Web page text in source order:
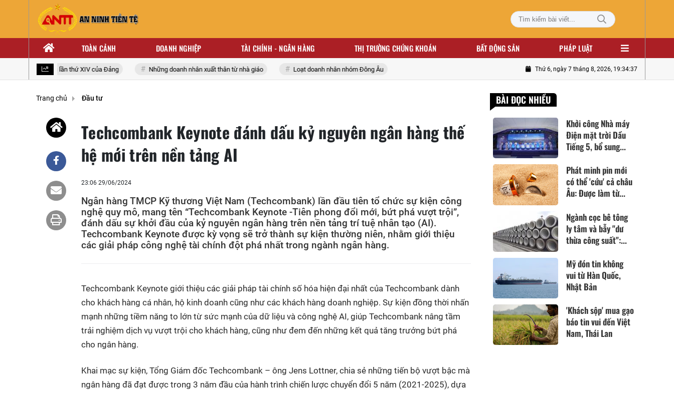
TOÀN CẢNH DOANH NGHIỆP TÀI CHÍNH - NGÂN HÀNG THỊ TRƯỜNG CHỨNG KHOÁN BẤT ĐỘNG SẢN PHÁP LUẬT
toàn quốc lần thứ XIV của Đảng Những doanh nhân xuất thân từ nhà giáo Loạt doanh nhân nhóm Đông Âu Thứ 6, ngày 7 tháng 8, 2026, 19:34:39
Trang chủ Đầu tư
Techcombank Keynote đánh dấu kỷ nguyên ngân hàng thế
hệ mới trên nền tảng AI
23:06 29/06/2024
Ngân hàng TMCP Kỹ thương Việt Nam (Techcombank) lần đầu tiên tổ chức sự kiện công
nghệ quy mô, mang tên “Techcombank Keynote -Tiên phong đổi mới, bứt phá vượt trội”,
đánh dấu sự khởi đầu của kỷ nguyên ngân hàng trên nền tảng trí tuệ nhân tạo (AI).
Techcombank Keynote được kỳ vọng sẽ trở thành sự kiện thường niên, nhằm giới thiệu
các giải pháp công nghệ tài chính đột phá nhất trong ngành ngân hàng.
Techcombank Keynote giới thiệu các giải pháp tài chính số hóa hiện đại nhất của Techcombank dành
cho khách hàng cá nhân, hộ kinh doanh cũng như các khách hàng doanh nghiệp. Sự kiện đồng thời nhấn
mạnh những tiềm năng to lớn từ sức mạnh của dữ liệu và công nghệ AI, giúp Techcombank nâng tầm
trải nghiệm dịch vụ vượt trội cho khách hàng, cũng như đem đến những kết quả tăng trưởng bứt phá
cho ngân hàng.
Khai mạc sự kiện, Tổng Giám đốc Techcombank – ông Jens Lottner, chia sẻ những tiến bộ vượt bậc mà
ngân hàng đã đạt được trong 3 năm đầu của hành trình chiến lược chuyển đổi 5 năm (2021-2025), dựa
BÀI ĐỌC NHIỀU
Khởi công Nhà máy
Điện mặt trời Dầu
Tiếng 5, bổ sung...
Phát minh pin mới
có thể 'cứu' cả châu
Âu: Được làm từ...
Ngành cọc bê tông
ly tâm và bẫy "dư
thừa công suất":...
Mỹ đón tin không
vui từ Hàn Quốc,
Nhật Bản
'Khách sộp' mua gạo
báo tin vui đến Việt
Nam, Thái Lan